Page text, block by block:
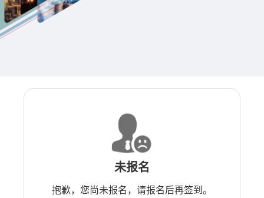
未报名
抱歉，您尚未报名，请报名后再签到。